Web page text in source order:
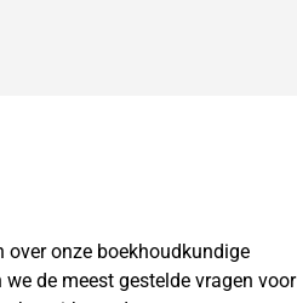
over onze boekhoudkundige
de meest gestelde vragen voor